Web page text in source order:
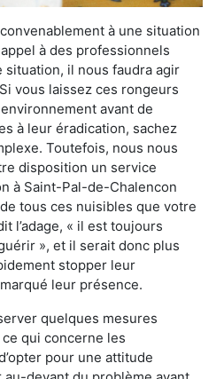
à une situation
à des professionnels
situation, il nous faudra agir
vous laissez ces rongeurs
avant de
à leur éradication, sachez
Toutefois, nous nous
disposition un service
à Saint-Pal-de-Chalencon
tous ces nuisibles que votre
l’adage, « il est toujours
», et il serait donc plus
stopper leur
leur présence.
quelques mesures
qui concerne les
pour une attitude